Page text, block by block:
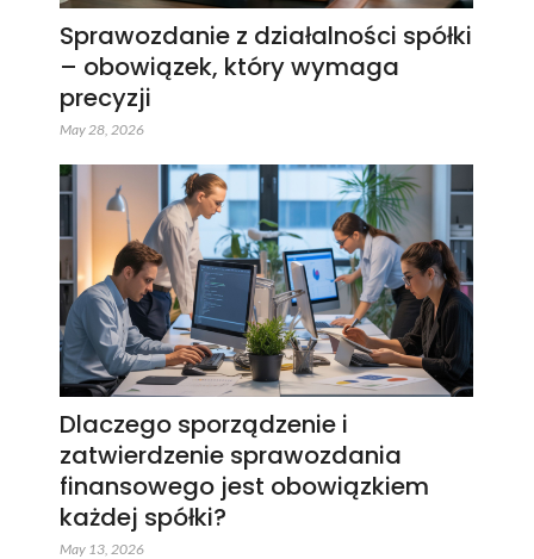
Sprawozdanie z działalności spółki
– obowiązek, który wymaga
precyzji
May 28, 2026
Dlaczego sporządzenie i
zatwierdzenie sprawozdania
finansowego jest obowiązkiem
każdej spółki?
May 13, 2026